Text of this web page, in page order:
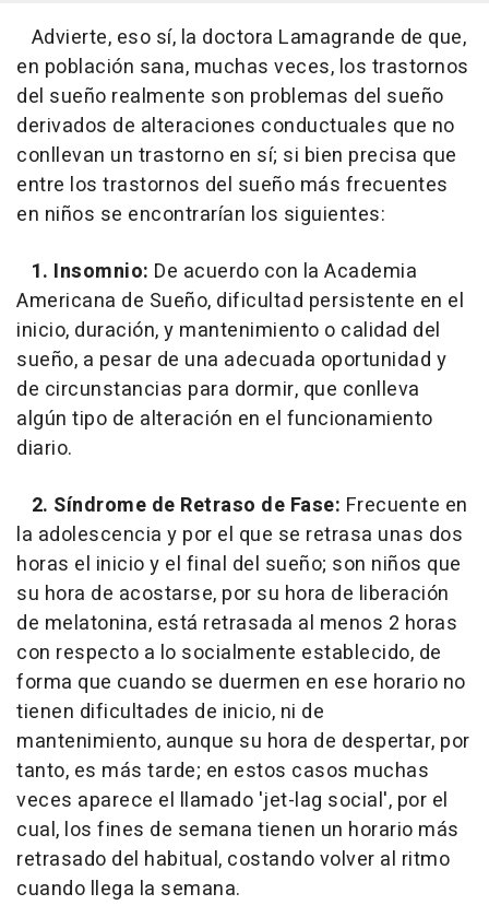
Advierte, eso sí, la doctora Lamagrande de que,
en población sana, muchas veces, los trastornos
del sueño realmente son problemas del sueño
derivados de alteraciones conductuales que no
conllevan un trastorno en sí; si bien precisa que
entre los trastornos del sueño más frecuentes
en niños se encontrarían los siguientes:
1. Insomnio: De acuerdo con la Academia
Americana de Sueño, dificultad persistente en el
inicio, duración, y mantenimiento o calidad del
sueño, a pesar de una adecuada oportunidad y
de circunstancias para dormir, que conlleva
algún tipo de alteración en el funcionamiento
diario.
2. Síndrome de Retraso de Fase: Frecuente en
la adolescencia y por el que se retrasa unas dos
horas el inicio y el final del sueño; son niños que
su hora de acostarse, por su hora de liberación
de melatonina, está retrasada al menos 2 horas
con respecto a lo socialmente establecido, de
forma que cuando se duermen en ese horario no
tienen dificultades de inicio, ni de
mantenimiento, aunque su hora de despertar, por
tanto, es más tarde; en estos casos muchas
veces aparece el llamado 'jet-lag social', por el
cual, los fines de semana tienen un horario más
retrasado del habitual, costando volver al ritmo
cuando llega la semana.